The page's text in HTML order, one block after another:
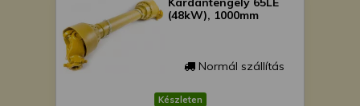
(48kW), 1000mm
Normál szállítás
Készleten